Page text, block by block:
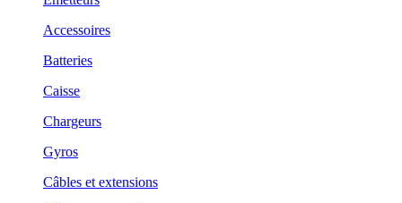
Accessoires
Batteries
Caisse
Chargeurs
Gyros
Câbles et extensions